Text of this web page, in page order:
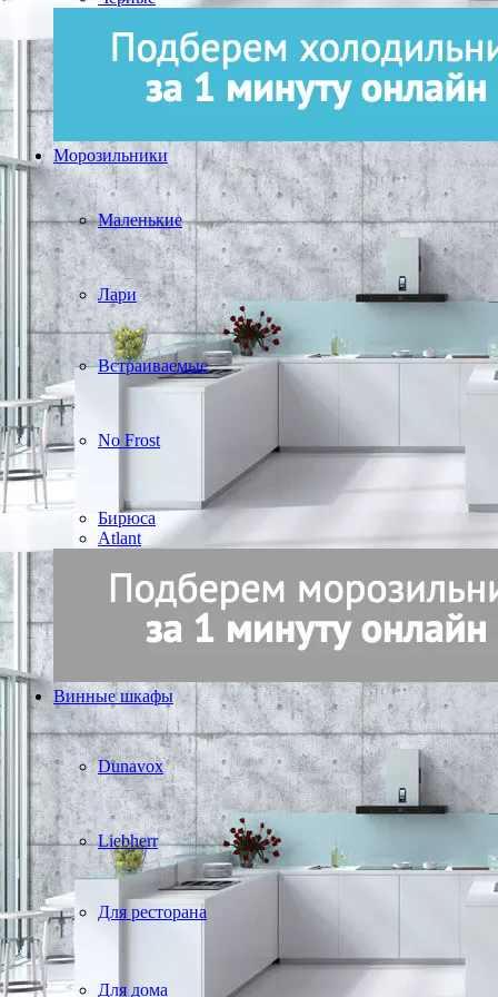
Морозильники
Маленькие
Лари
Встраиваемые
No Frost
Бирюса
Atlant
Винные шкафы
Dunavox
Liebherr
Для ресторана
Для дома